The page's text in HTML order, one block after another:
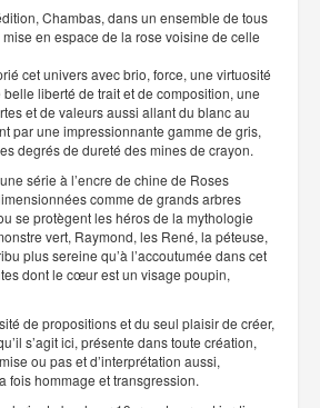
Chambas, dans un ensemble de tous
en espace de la rose voisine de celle
cet univers avec brio, force, une virtuosité
liberté de trait et de composition, une
et de valeurs aussi allant du blanc au
par une impressionnante gamme de gris,
degrés de dureté des mines de crayon.
série à l’encre de chine de Roses
comme de grands arbres
se protègent les héros de la mythologie
vert, Raymond, les René, la péteuse,
plus sereine qu’à l’accoutumée dans cet
dont le cœur est un visage poupin,
de propositions et du seul plaisir de créer,
s’agit ici, présente dans toute création,
ou pas et d’interprétation aussi,
fois hommage et transgression.